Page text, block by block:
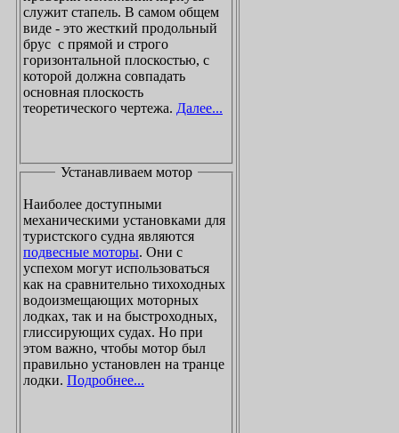
служит стапель. В самом общем
виде - это жесткий продольный
брус с прямой и строго
горизонтальной плоскостью, с
которой должна совпадать
основная плоскость
теоретического чертежа. Далее...
Устанавливаем мотор
Наиболее доступными
механическими установками для
туристского судна являются
подвесные моторы. Они с
успехом могут использоваться
как на сравнительно тихоходных
водоизмещающих моторных
лодках, так и на быстроходных,
глиссирующих судах. Но при
этом важно, чтобы мотор был
правильно установлен на транце
лодки. Подробнее...